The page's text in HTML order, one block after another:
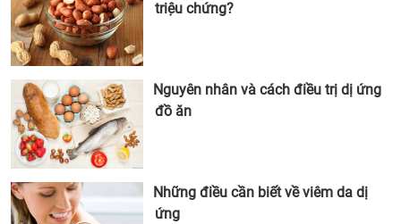
triệu chứng?
Nguyên nhân và cách điều trị dị ứng
đồ ăn
Những điều cần biết về viêm da dị
ứng